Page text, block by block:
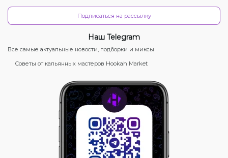
Подписаться на рассылку
Наш Telegram
Все самые актуальные новости, подборки и миксы
Советы от кальянных мастеров Hookah Market